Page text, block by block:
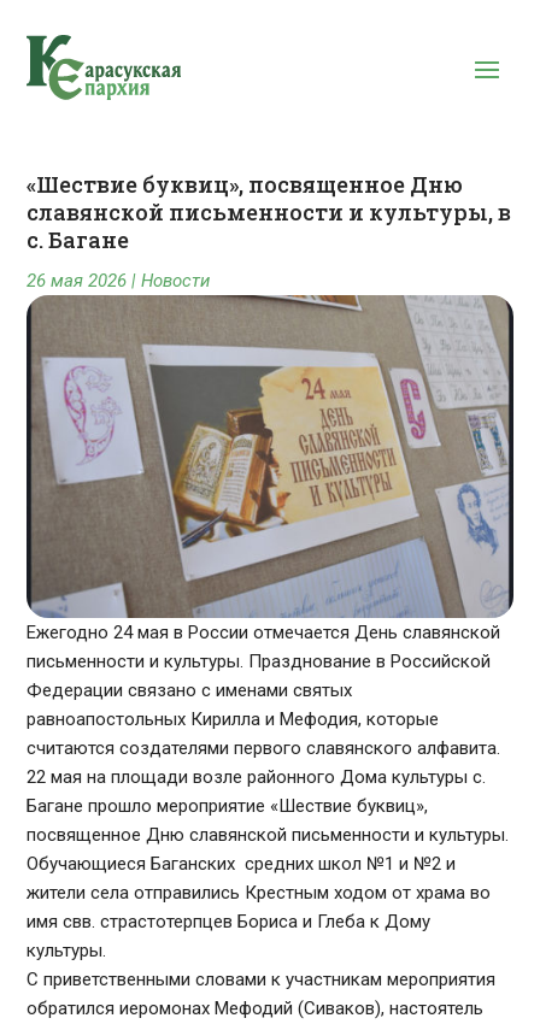
«Шествие буквиц», посвященное Дню
славянской письменности и культуры, в
с. Багане
26 мая 2026 |Новости
Ежегодно 24 мая в России отмечается День славянской
письменности и культуры. Празднование в Российской
Федерации связано с именами святых
равноапостольных Кирилла и Мефодия, которые
считаются создателями первого славянского алфавита.
22 мая на площади возле районного Дома культуры с.
Багане прошло мероприятие «Шествие буквиц»,
посвященное Дню славянской письменности и культуры.
Обучающиеся Баганских средних школ №1 и №2 и
жители села отправились Крестным ходом от храма во
имя свв. страстотерпцев Бориса и Глеба к Дому
культуры.
С приветственными словами к участникам мероприятия
обратился иеромонах Мефодий (Сиваков), настоятель